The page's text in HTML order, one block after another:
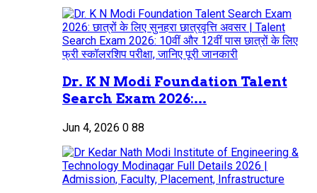
Dr. K N Modi Foundation Talent
Search Exam 2026:...
Jun 4, 2026 0 88